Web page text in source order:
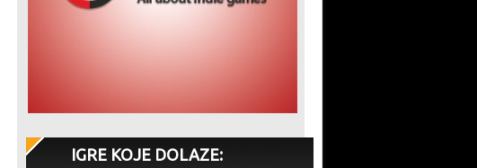
IGRE KOJE DOLAZE: